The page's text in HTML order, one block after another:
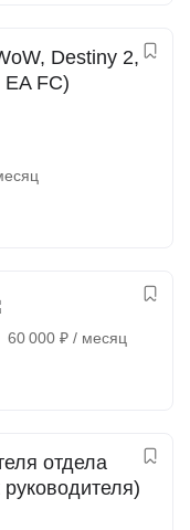
Destiny 2,
FC)
60 000 ₽ / месяц
отдела